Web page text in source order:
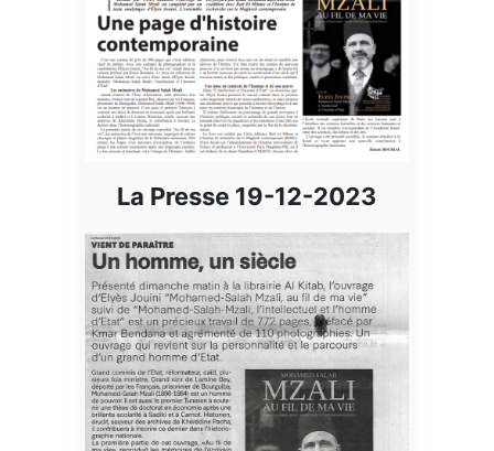
La Presse 19-12-2023